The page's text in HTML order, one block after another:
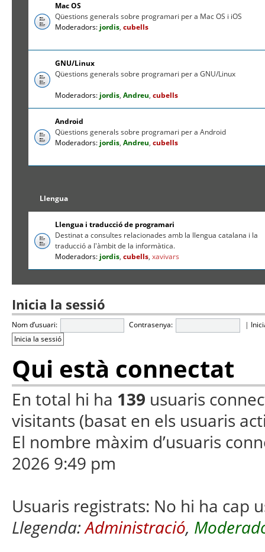
Mac OS
Qüestions generals sobre programari per a Mac OS i iOS
Moderadors: jordis,cubells
GNU/Linux
Qüestions generals sobre programari per a GNU/Linux
Moderadors: jordis,Andreu,cubells
Android
Qüestions generals sobre programari per a Android
Moderadors: jordis,Andreu,cubells
Llengua
Llengua i traducció de programari
Destinat a consultes relacionades amb la llengua catalana i la
traducció a l'àmbit de la informàtica.
Moderadors: jordis,cubells,xavivars
Inicia la sessió
Nom d’usuari: Contrasenya: |
Qui està connectat
En total hi ha 139 usuaris
visitants (basat en els usuaris
El nombre màxim d’usuaris
2026 9:49 pm
Usuaris registrats: No hi ha cap
Llegenda:Administració,